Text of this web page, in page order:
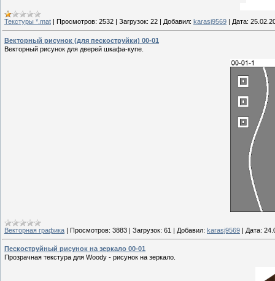
Текстуры *.mat | Просмотров: 2532 | Загрузок: 22 | Добавил: karasj9569 | Дата:
Векторный рисунок (для пескоструйки) 00-01
Векторный рисунок для дверей шкафа-купе.
Векторная графика | Просмотров: 3883 | Загрузок: 61 | Добавил: karasj9569 | Дата:
Пескоструйный рисунок на зеркало 00-01
Прозрачная текстура для Woody - рисунок на зеркало.